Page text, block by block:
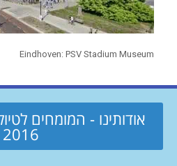
Eindhoven: PSV Stadium Museum
אודותינו - המומחים
2016